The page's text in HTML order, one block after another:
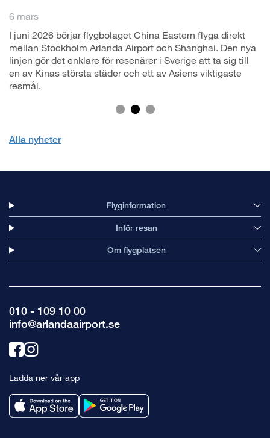
6 mars
I juni 2026 börjar flygbolaget China Eastern flyga direkt
mellan Stockholm Arlanda Airport och Shanghai. Den nya
linjen gör det enklare för resenärer i Sverige att ta sig till
en av Kinas största städer och ett av Asiens viktigaste
resmål.
Alla nyheter
Flyginformation
Inför resan
Om flygplatsen
010 - 109 10 00
info@arlandaairport.se
Länk
facebook
Länk
instagram
Ladda ner vår app